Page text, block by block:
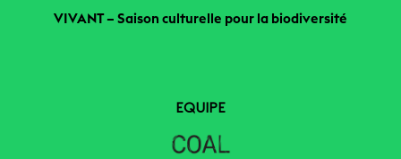
VIVANT – Saison culturelle pour la biodiversité
EQUIPE